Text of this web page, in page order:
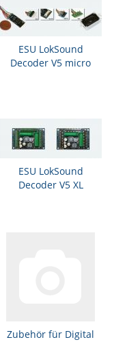
ESU LokSound
Decoder V5 micro
ESU LokSound
Decoder V5 XL
Zubehör für Digital